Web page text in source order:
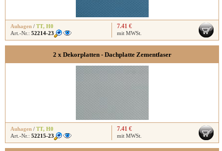
Auhagen / TT, H0
Art.-Nr.: 52214-23
7.41 €
mit MWSt.
2 x Dekorplatten - Dachplatte Zementfaser
Auhagen / TT, H0
Art.-Nr.: 52215-23
7.41 €
mit MWSt.